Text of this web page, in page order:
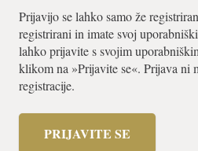
Prijavijo se lahko samo že
registrirani in imate svoj
lahko prijavite s svojim
klikom na »Prijavite se«. Prijava ni
registracije.
PRIJAVITE SE